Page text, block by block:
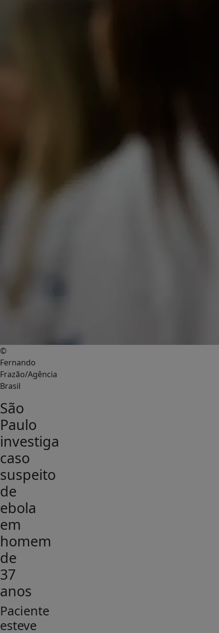
©
Fernando
Frazão/Agência
Brasil
São
Paulo
investiga
caso
suspeito
de
ebola
em
homem
de
37
anos
Paciente
esteve